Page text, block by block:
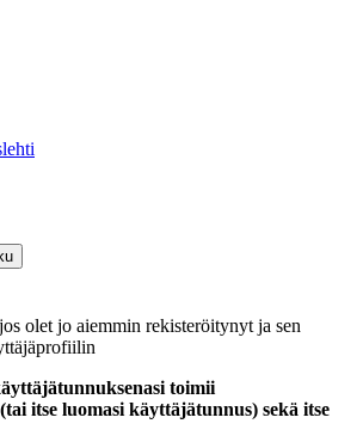
olet jo aiemmin rekisteröitynyt ja sen
toimii
itse luomasi käyttäjätunnus) sekä itse